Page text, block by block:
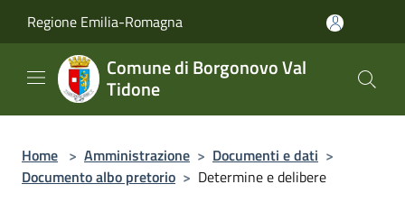
Regione Emilia-Romagna
Comune di Borgonovo Val
Tidone
Home > Amministrazione > Documenti e dati >
Documento albo pretorio > Determine e delibere